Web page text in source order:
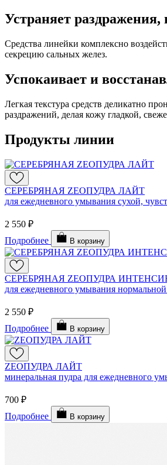
Устраняет
Средства линейки комплексно
секрецию сальных желез.
Успокаивает и
Легкая текстура средств деликатно
раздражений, делая кожу гладкой,
Продукты линии
СЕРЕБРЯНАЯ ZEOПУДРА ЛАЙТ
для ежедневного умывания сухой,
2 550 ₽
Подробнее
В корзину
СЕРЕБРЯНАЯ ZEOПУДРА
для ежедневного умывания
2 550 ₽
Подробнее
В корзину
ZEOПУДРА ЛАЙТ
минеральная пудра для ежедневного
700 ₽
Подробнее
В корзину